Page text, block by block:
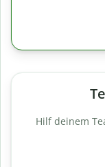
Hilf deinem